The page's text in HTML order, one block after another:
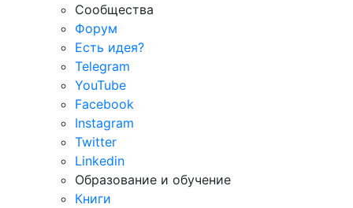
Сообщества
Форум
Есть идея?
Telegram
YouTube
Facebook
Instagram
Twitter
Linkedin
Образование и обучение
Книги